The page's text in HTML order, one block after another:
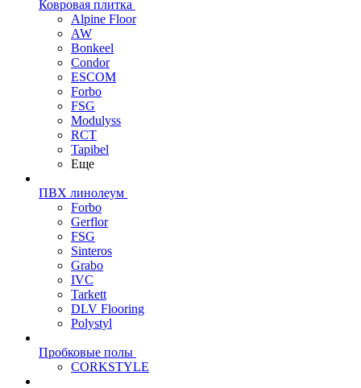
Ковровая плитка
Alpine Floor
AW
Bonkeel
Condor
ESCOM
Forbo
FSG
Modulyss
RCT
Tapibel
Еще
ПВХ линолеум
Forbo
Gerflor
FSG
Sinteros
Grabo
IVC
Tarkett
DLV Flooring
Polystyl
Пробковые полы
CORKSTYLE